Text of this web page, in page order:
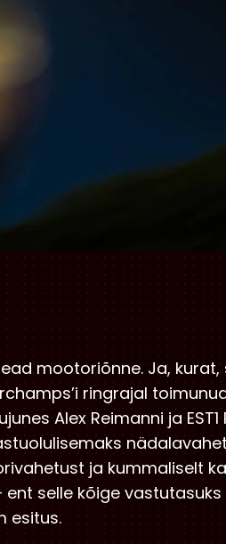
mootoriõnne. Ja,
ringrajal
Alex Reimanni ja
ja kummaliselt
selle kõige
esitus.